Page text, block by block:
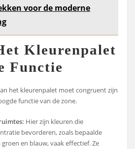
voor de moderne
Kleurenpalet
Functie
het kleurenpalet moet congruent zijn
functie van de zone.
Hier zijn kleuren die
bevorderen, zoals bepaalde
en blauw, vaak effectief. Ze